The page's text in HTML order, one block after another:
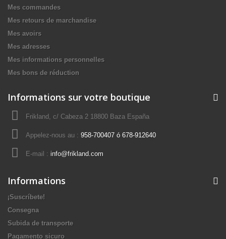
Mes commandes
Mes retours de marchandise
Mes avoirs
Mes adresses
Mes informations personnelles
Mes bons de réduction
Informations sur votre boutique
Frikland, c/ Cabeza 2 18800 Baza España
Appelez-nous au : 958-700407 ó 678-912640
E-mail : info@frikland.com
Informations
¡Suscríbete!
Consegna
Subida de transporte
Pagamento sicuro